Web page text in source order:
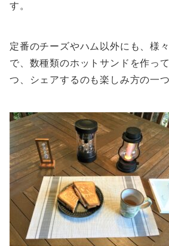
す。
定番のチーズやハム以外にも、様
で、数種類のホットサンドを作っ
つ、シェアするのも楽しみ方の一つ